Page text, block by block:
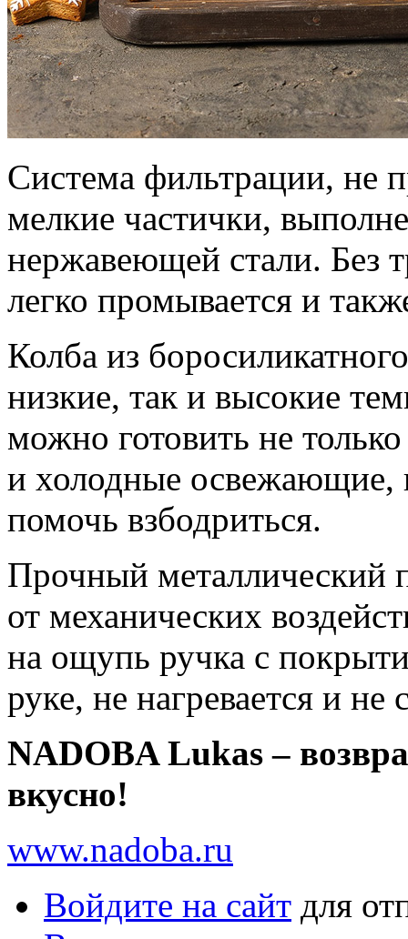
Система фильтрации, не
мелкие частички,
нержавеющей стали. Без
легко промывается и
Колба из
низкие, так и высокие
можно готовить не
и холодные освежающие,
помочь взбодриться.
Прочный металлический
от механических
на ощупь ручка с
руке, не нагревается и не
NADOBA Lukas –
вкусно!
www.nadoba.ru
Войдите на сайт для